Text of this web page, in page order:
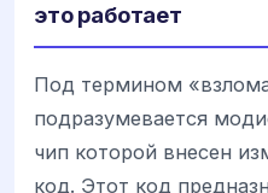
это работает
Под термином
подразумевается
чип которой внесен
код. Этот код